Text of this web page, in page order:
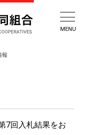
報
7回入札結果をお